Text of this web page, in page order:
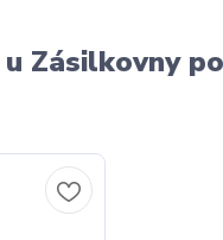
Zásilkovny